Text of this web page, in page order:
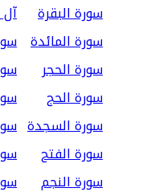
سورة البقرة
سورة المائدة
سورة الحجر
سورة الحج
سورة السجدة
سورة الفتح
سورة النجم